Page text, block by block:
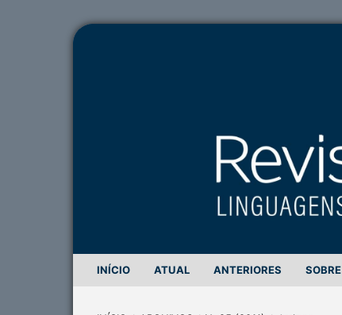
INÍCIO ATUAL ANTERIORES SOBRE